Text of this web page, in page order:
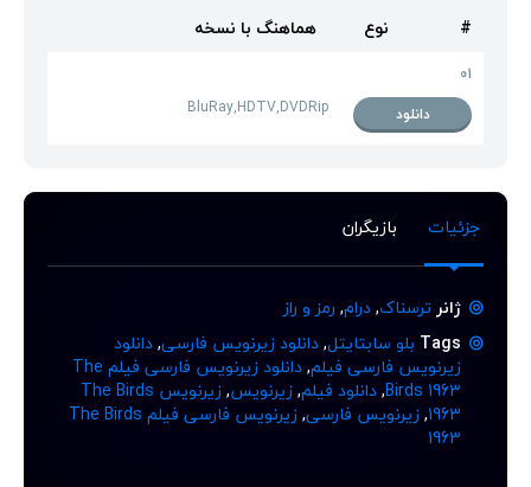
# نوع هماهنگ با نسخه
01
دانلود
BluRay,HDTV,DVDRip
جزئیات بازیگران
ژانر ترسناک,درام, رمز و راز
Tags بلو سابتایتل,دانلود زیرنویس فارسی,دانلود
زیرنویس فارسی فیلم,
دانلود زیرنویس فارسی فیلم The
Birds 1963
,دانلود فیلم,زیرنویس,
زیرنویس The Birds
1963
,زیرنویس فارسی,
زیرنویس فارسی فیلم The Birds
1963